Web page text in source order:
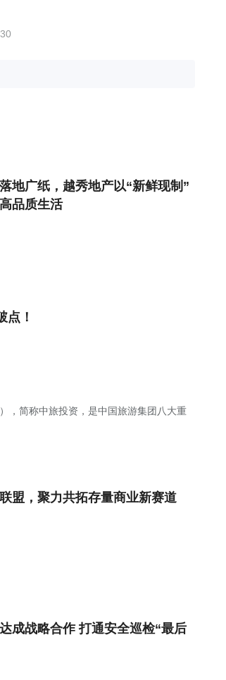
股份有限公司副董事长等职务。
地广纸，越秀地产以“新鲜现制”
品质生活
点！
，简称中旅投资，是中国旅游集团八大重
盟，聚力共拓存量商业新赛道
成战略合作 打通安全巡检“最后